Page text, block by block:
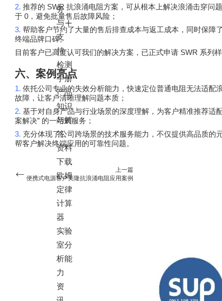
务
与
支
持
检测
手册
产品
知识
与解
答
资料
下载
欧姆
定律
计算
器
实验
室分
析能
力
资
2. 推荐的 SWR 抗浪涌电阻方案，可从根本上解决浪涌击穿问
于 0 ，避免批量售后故障风险；
3. 帮助客户节约了大量的售后排查成本与返工成本，同时保障
终端品牌口碑。
目前客户已高度认可我们的解决方案，已正式申请 SWR 系列
六、案例亮点
1. 依托公司专业的失效分析能力，快速定位普通电阻无法适配
故障，让客户清晰理解问题本质；
2. 基于对自身产品与行业场景的深度理解，为客户精准推荐适
案解决” 的一站式服务；
3. 充分体现了公司跨场景的技术服务能力，不仅提供高品质的
帮客户解决终端应用的可靠性问题。
上一篇
便携式电源客户美隆抗浪涌电阻应用案例